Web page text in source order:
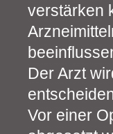
verstärken
Der Arzt
Vor einer